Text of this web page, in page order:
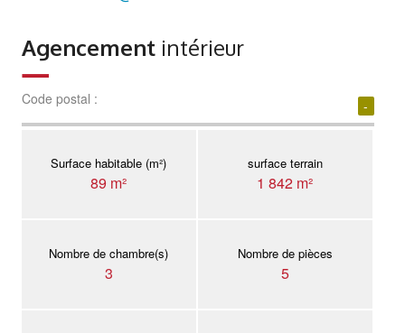
Agencement intérieur
Code postal : -
Surface habitable (m²)
89 m²
surface terrain
1 842 m²
Nombre de chambre(s)
3
Nombre de pièces
5